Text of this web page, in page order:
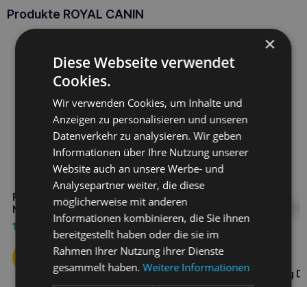
Produkte ROYAL CANIN
ROYAL CANIN Hepatic 200g
Nassfutter für Hunde
1,80
ROYAL CANIN Hund
hypoallergen Hund 400g
×
Diese Webseite verwendet
Cookies.
Wir verwenden Cookies, um Inhalte und
Anzeigen zu personalisieren und unseren
Datenverkehr zu analysieren. Wir geben
Informationen über Ihre Nutzung unserer
Website auch an unsere Werbe- und
Analysepartner weiter, die diese
möglicherweise mit anderen
Informationen kombinieren, die Sie ihnen
bereitgestellt haben oder die sie im
Rahmen Ihrer Nutzung ihrer Dienste
gesammelt haben.Weitere Informationen